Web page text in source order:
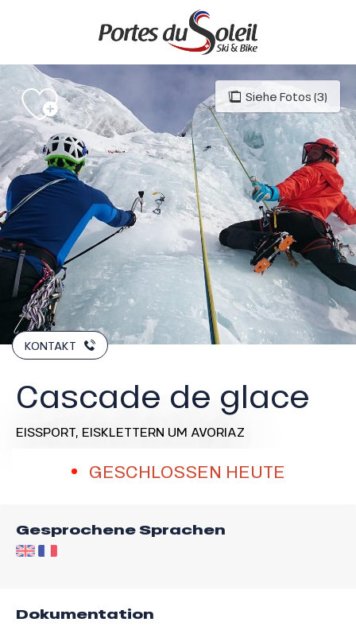
principal
Siehe Fotos (3)
KONTAKT
Cascade de glace
EISSPORT, EISKLETTERN UM AVORIAZ
GESCHLOSSEN HEUTE
Gesprochene Sprachen
Dokumentation